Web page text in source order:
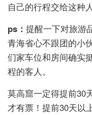
自己的行程交给这种
ps： 提醒一下对旅游
青海省心不跟团的小
们家车位和房间确实
程的客人。
莫高窟一定得提前30
才有票！提前30天以